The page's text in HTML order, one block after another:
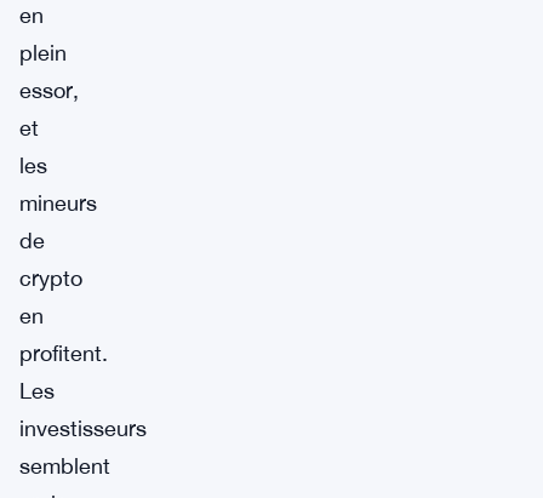
en
plein
essor,
et
les
mineurs
de
crypto
en
profitent.
Les
investisseurs
semblent